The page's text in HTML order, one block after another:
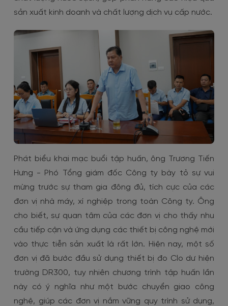
sản xuất kinh doanh và chất lượng dịch vụ cấp nước.
Phát biểu khai mạc buổi tập huấn, ông Trương Tiến
Hưng - Phó Tổng giám đốc Công ty bày tỏ sự vui
mừng trước sự tham gia đông đủ, tích cực của các
đơn vị nhà máy, xí nghiệp trong toàn Công ty. Ông
cho biết, sự quan tâm của các đơn vị cho thấy nhu
cầu tiếp cận và ứng dụng các thiết bị công nghệ mới
vào thực tiễn sản xuất là rất lớn. Hiện nay, một số
đơn vị đã bước đầu sử dụng thiết bị đo Clo dư hiện
trường DR300, tuy nhiên chương trình tập huấn lần
này có ý nghĩa như một bước chuyển giao công
nghệ, giúp các đơn vị nắm vững quy trình sử dụng,